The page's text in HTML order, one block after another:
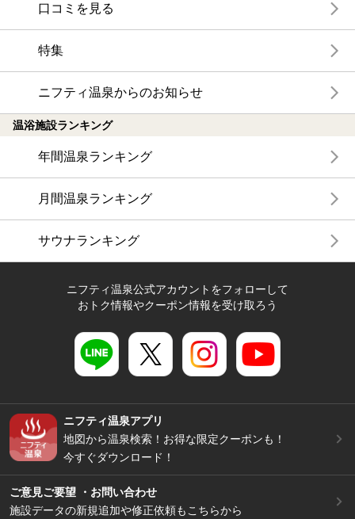
口コミを見る
特集
ニフティ温泉からのお知らせ
温浴施設ランキング
年間温泉ランキング
月間温泉ランキング
サウナランキング
ニフティ温泉公式アカウントをフォローして
おトク情報やクーポン情報を受け取ろう
ニフティ温泉アプリ
地図から温泉検索！お得な限定クーポンも！
今すぐダウンロード！
ご意見ご要望 ・お問い合わせ
施設データの新規追加や修正依頼もこちらから